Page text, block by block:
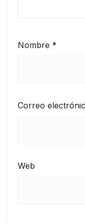
Nombre *
Correo
Web